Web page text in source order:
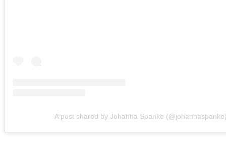
A post shared by Johanna Spanke